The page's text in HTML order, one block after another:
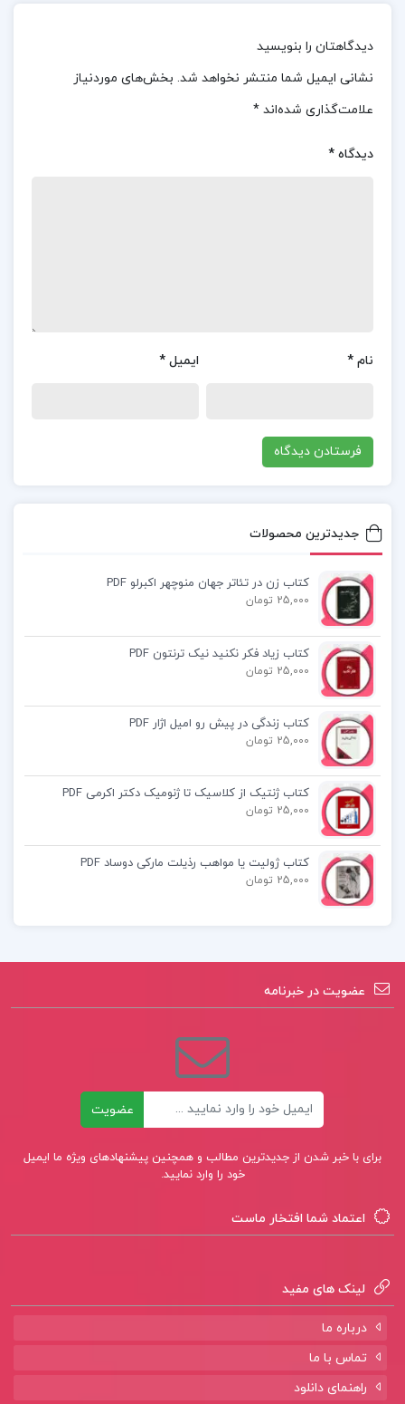
صنعتی
فصل دوم: صورت سود و زیان موسسات تولیدی و
گردش و ثبت حساب های صنعتی
کتاب حسابداری صنعتی 1 جمشید اسکندری چاپ جدید
اسکندری
کتاب پیشنهادی📚
کتاب رشد انسان روانشناسی رشد از تولد تا مرگ
کتاب روش های اصلاح و تغییر رفتار علی
دیدگاهتان را بنویسید
نشانی ایمیل شما منتشر نخواهد شد. بخش‌های موردنیاز
علامت‌گذاری شده‌اند *
دیدگاه *
نام * ایمیل *
جدیدترین محصولات
کتاب زن در تئاتر جهان منوچهر اکبرلو PDF
25,000 تومان
کتاب زیاد فکر نکنید نیک ترنتون PDF
25,000 تومان
کتاب زندگی در پیش رو امیل اژار PDF
25,000 تومان
کتاب ژنتیک از کلاسیک تا ژنومیک دکتر اکرمی PDF
25,000 تومان
کتاب ژولیت یا مواهب رذیلت مارکی دوساد PDF
25,000 تومان
عضویت در خبرنامه
عضویت
برای با خبر شدن از جدیدترین مطالب و همچنین پیشنهادهای ویژه ما ایمیل
خود را وارد نمایید.
اعتماد شما افتخار ماست
لینک های مفید
درباره ما
تماس با ما
راهنمای دانلود